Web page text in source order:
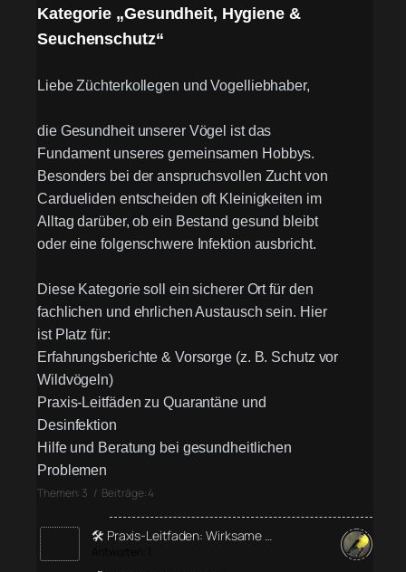
Kategorie „Gesundheit, Hygiene &
Seuchenschutz“
Liebe Züchterkollegen und Vogelliebhaber,
die Gesundheit unserer Vögel ist das
Fundament unseres gemeinsamen Hobbys.
Besonders bei der anspruchsvollen Zucht von
Cardueliden entscheiden oft Kleinigkeiten im
Alltag darüber, ob ein Bestand gesund bleibt
oder eine folgenschwere Infektion ausbricht.
Diese Kategorie soll ein sicherer Ort für den
fachlichen und ehrlichen Austausch sein. Hier
ist Platz für:
Erfahrungsberichte & Vorsorge (z. B. Schutz vor
Wildvögeln)
Praxis-Leitfäden zu Quarantäne und
Desinfektion
Hilfe und Beratung bei gesundheitlichen
Problemen
Themen: 3 / Beiträge: 4
🛠️ Praxis-Leitfaden: Wirksame …